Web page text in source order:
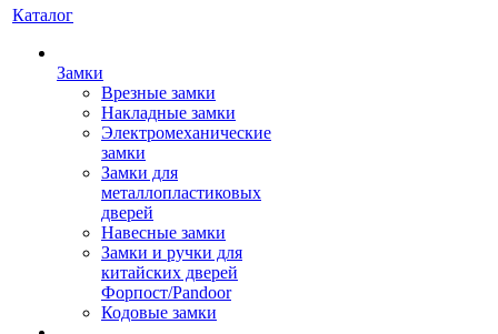
Каталог
Замки
Врезные замки
Накладные замки
Электромеханические
замки
Замки для
металлопластиковых
дверей
Навесные замки
Замки и ручки для
китайских дверей
Форпост/Раndoor
Кодовые замки